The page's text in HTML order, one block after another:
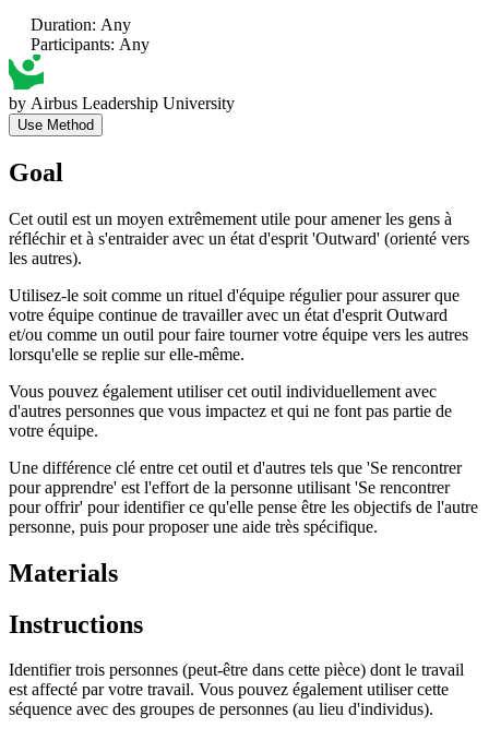
Duration: Any
Participants: Any
by Airbus Leadership University
Use Method
Goal
Cet outil est un moyen extrêmement utile pour amener les gens à
réfléchir et à s'entraider avec un état d'esprit 'Outward' (orienté vers
les autres).
Utilisez-le soit comme un rituel d'équipe régulier pour assurer que
votre équipe continue de travailler avec un état d'esprit Outward
et/ou comme un outil pour faire tourner votre équipe vers les autres
lorsqu'elle se replie sur elle-même.
Vous pouvez également utiliser cet outil individuellement avec
d'autres personnes que vous impactez et qui ne font pas partie de
votre équipe.
Une différence clé entre cet outil et d'autres tels que 'Se rencontrer
pour apprendre' est l'effort de la personne utilisant 'Se rencontrer
pour offrir' pour identifier ce qu'elle pense être les objectifs de l'autre
personne, puis pour proposer une aide très spécifique.
Materials
Instructions
Identifier trois personnes (peut-être dans cette pièce) dont le travail
est affecté par votre travail. Vous pouvez également utiliser cette
séquence avec des groupes de personnes (au lieu d'individus).